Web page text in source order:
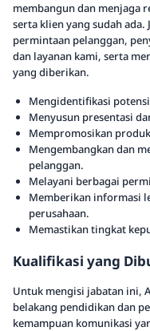
membangun dan menjaga
serta klien yang sudah
permintaan pelanggan,
dan layanan kami, serta
yang diberikan.
Mengidentifikasi
Menyusun presentasi
Mempromosikan
Mengembangkan dan
pelanggan.
Melayani berbagai
Memberikan informasi
perusahaan.
Memastikan tingkat
Kualifikasi yang
Untuk mengisi jabatan ini,
belakang pendidikan dan
kemampuan komunikasi